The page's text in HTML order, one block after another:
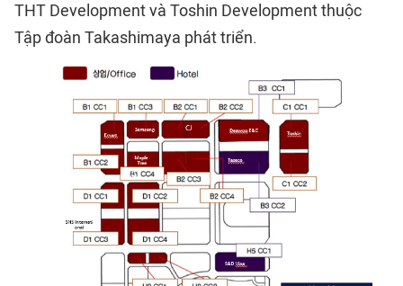
THT Development và Toshin Development thuộc
Tập đoàn Takashimaya phát triển.